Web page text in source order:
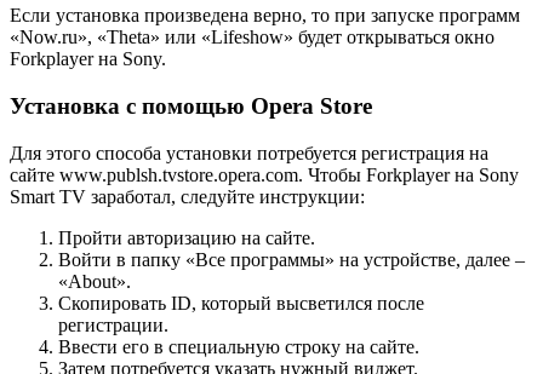
Если установка произведена верно, то при запуске программ
«Now.ru», «Theta» или «Lifeshow» будет открываться окно
Forkplayer на Sony.
Установка с помощью Opera Store
Для этого способа установки потребуется регистрация на
сайте www.publsh.tvstore.opera.com. Чтобы Forkplayer на Sony
Smart TV заработал, следуйте инструкции:
Пройти авторизацию на сайте.
Войти в папку «Все программы» на устройстве, далее –
«About».
Скопировать ID, который высветился после
регистрации.
Ввести его в специальную строку на сайте.
Затем потребуется указать нужный виджет.